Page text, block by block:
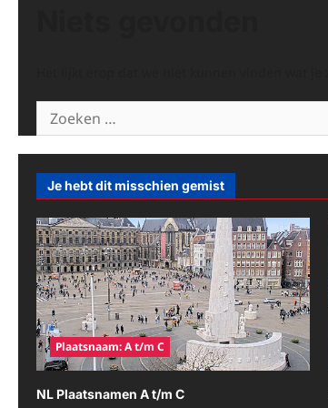
Zoeken
naar:
Je hebt dit misschien gemist
Plaatsnaam: A t/m C
NL Plaatsnamen A t/m C